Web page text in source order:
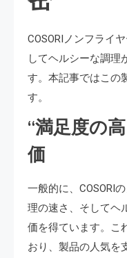
COSORIノンフライ
してヘルシーな調理
す。本記事ではこの
す。
“満足度の
価
一般的に、COSORI
理の速さ、そしてヘ
価を得ています。こ
おり、製品の人気を